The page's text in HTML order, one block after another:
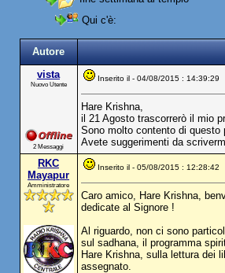
Qui c'è:
Autore
vista
Nuovo Utente
2 Messaggi
Inserito il - 04/08/2015 : 14:39:29
Hare Krishna,
il 21 Agosto trascorrerò il mio
Sono molto contento di
Avete suggerimenti da
RKC
Mayapur
Amministratore
Inserito il - 05/08/2015 : 12:28:42
Caro amico, Hare Krishna,
dedicate al Signore !
Al riguardo, non ci sono
sul sadhana, il programma
Hare Krishna, sulla lettura dei
assegnato.